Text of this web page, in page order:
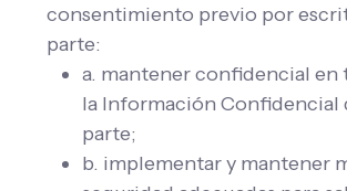
consentimiento previo por
parte:
a. mantener confidencial
la Información Confidencial
parte;
b. implementar y mantener